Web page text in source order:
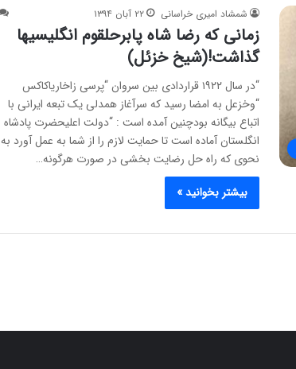
شمشاد امیری خراسانی ۲۲ آبان ۱۳۹۴
زمانی که رضا شاه پابرحلقوم انگلیسیها
گذاشت!(شیخ خزئل)
“در سال ۱۹۲۲ قراردادی بین سروان “پرسی زاخاریاکاکس
“وخزعل به امضا رسید که سرآغاز همدلی یک تبعه ایرانی با
اتباع بیگانه بودچنین آمده است : “دولت اعلیحضرت پادشاه
انگلستان آماده است تا حمایت لازم را از شما به عمل آورد به
نحوی که راه حل رضایت بخشی در صورت هرگونه…
بیشتر بخوانید »